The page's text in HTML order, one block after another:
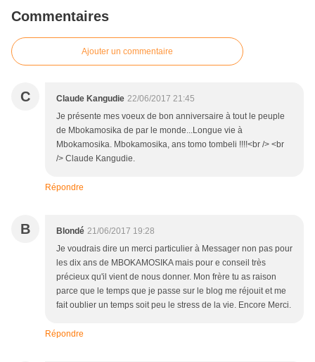
Commentaires
Ajouter un commentaire
C Claude Kangudie 22/06/2017 21:45
Je présente mes voeux de bon anniversaire à tout le peuple
de Mbokamosika de par le monde...Longue vie à
Mbokamosika. Mbokamosika, ans tomo tombeli !!!!<br /> <br
/> Claude Kangudie.
Répondre
B Blondé 21/06/2017 19:28
Je voudrais dire un merci particulier à Messager non pas pour
les dix ans de MBOKAMOSIKA mais pour e conseil très
précieux qu'il vient de nous donner. Mon frère tu as raison
parce que le temps que je passe sur le blog me réjouit et me
fait oublier un temps soit peu le stress de la vie. Encore Merci.
Répondre